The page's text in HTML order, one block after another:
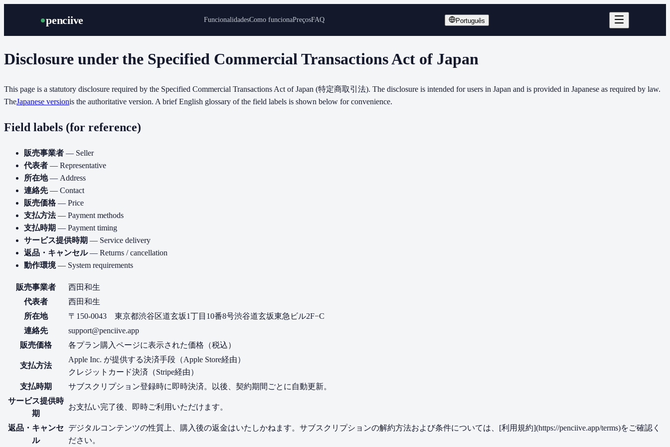
penciive FuncionalidadesComo funcionaPreçosFAQ Português
Disclosure under the Specified Commercial Transactions Act of Japan
This page is a statutory disclosure required by the Specified Commercial Transactions Act of Japan (特定商取引法). The disclosure is intended for users in Japan and is provided in Japanese as required by law.
TheJapanese versionis the authoritative version. A brief English glossary of the field labels is shown below for convenience.
Field labels (for reference)
販売事業者 — Seller
代表者 — Representative
所在地— Address
連絡先— Contact
販売価格 — Price
支払方法— Payment methods
支払時期 — Payment timing
サービス提供時期 — Service delivery
返品・キャンセル— Returns / cancellation
動作環境— System requirements
販売事業者
西田和生
代表者
西田和生
所在地
〒150-0043 東京都渋谷区道玄坂1丁目10番8号渋谷道玄坂東急ビル2F−C
連絡先
support@penciive.app
販売価格
各プラン購入ページに表示された価格（税込）
支払方法
Apple Inc. が提供する決済手段（Apple Store経由）
クレジットカード決済（Stripe経由）
支払時期
サブスクリプション登録時に即時決済。以後、契約期間ごとに自動更新。
サービス提供時
期
お支払い完了後、即時ご利用いただけます。
返品・キャンセ
ル
デジタルコンテンツの性質上、購入後の返金はいたしかねます。サブスクリプションの解約方法および条件については、[利用規約](https://penciive.app/terms)をご確認く
ださい。